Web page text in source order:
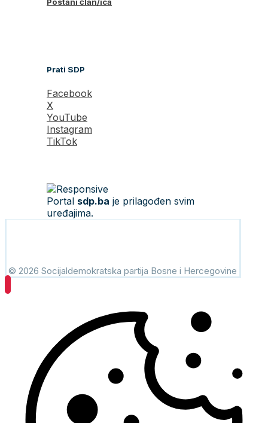
Prati SDP
Facebook
X
YouTube
Instagram
TikTok
Portal sdp.ba je prilagođen svim
uređajima.
© 2026 Socijaldemokratska partija Bosne i Hercegovine